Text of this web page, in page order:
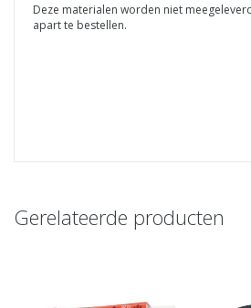
Deze materialen worden niet
apart te bestellen.
Gerelateerde producten